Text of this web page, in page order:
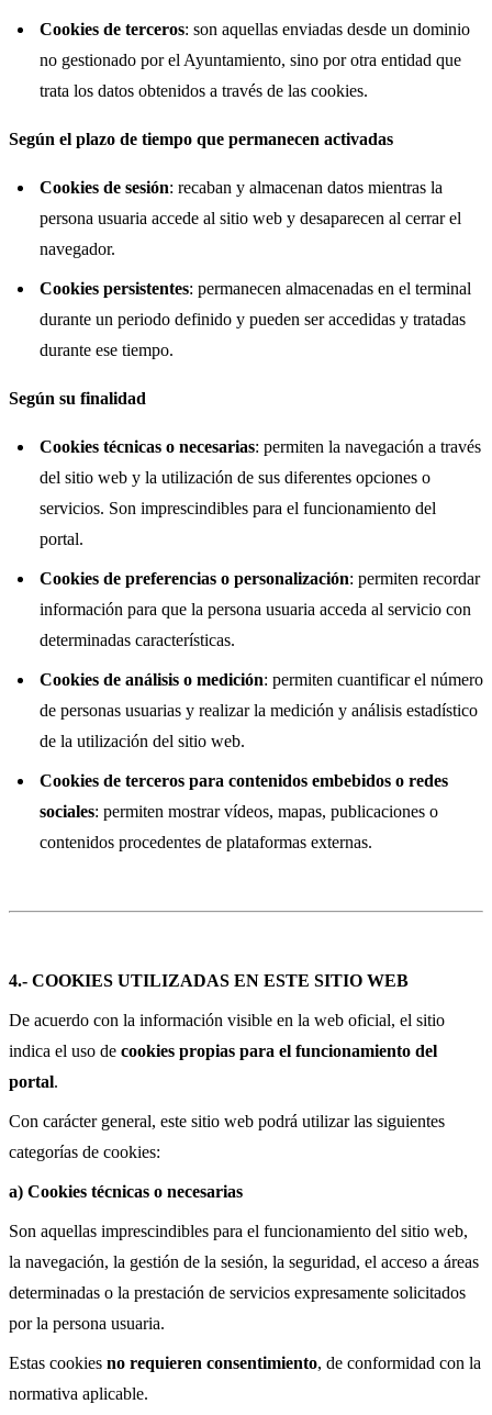
Cookies de terceros: son aquellas enviadas desde un dominio
no gestionado por el Ayuntamiento, sino por otra entidad que
trata los datos obtenidos a través de las cookies.
Según el plazo de tiempo que permanecen activadas
Cookies de sesión: recaban y almacenan datos mientras la
persona usuaria accede al sitio web y desaparecen al cerrar el
navegador.
Cookies persistentes: permanecen almacenadas en el terminal
durante un periodo definido y pueden ser accedidas y tratadas
durante ese tiempo.
Según su finalidad
Cookies técnicas o necesarias: permiten la navegación a través
del sitio web y la utilización de sus diferentes opciones o
servicios. Son imprescindibles para el funcionamiento del
portal.
Cookies de preferencias o personalización: permiten recordar
información para que la persona usuaria acceda al servicio con
determinadas características.
Cookies de análisis o medición: permiten cuantificar el número
de personas usuarias y realizar la medición y análisis estadístico
de la utilización del sitio web.
Cookies de terceros para contenidos embebidos o redes
sociales: permiten mostrar vídeos, mapas, publicaciones o
contenidos procedentes de plataformas externas.
4.- COOKIES UTILIZADAS EN ESTE SITIO WEB
De acuerdo con la información visible en la web oficial, el sitio
indica el uso de cookies propias para el funcionamiento del
portal.
Con carácter general, este sitio web podrá utilizar las siguientes
categorías de cookies:
a) Cookies técnicas o necesarias
Son aquellas imprescindibles para el funcionamiento del sitio web,
la navegación, la gestión de la sesión, la seguridad, el acceso a áreas
determinadas o la prestación de servicios expresamente solicitados
por la persona usuaria.
Estas cookies no requieren consentimiento, de conformidad con la
normativa aplicable.